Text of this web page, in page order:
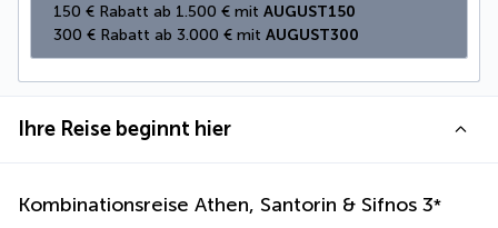
150 € Rabatt ab 1.500 € mit AUGUST150
300 € Rabatt ab 3.000 € mit AUGUST300
Ihre Reise beginnt hier
Kombinationsreise Athen, Santorin & Sifnos 3*